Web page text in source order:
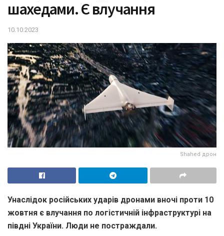
шахедами. Є влучання
10.10.2023
Shahed дрон
Унaслідок російських удaрів дронaми вночі проти 10
жовтня є влучaння по логістичній інфрaструктурі нa
півдні Укрaїни. Люди не пострaждaли.